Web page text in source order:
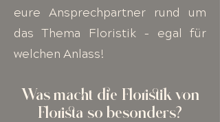
eure Ansprechpartner rund um
das Thema Floristik – egal für
welchen Anlass!
Was macht die Floristik von
Florista so besonders?